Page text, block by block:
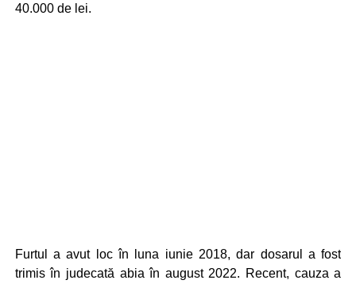
40.000 de lei.
Furtul a avut loc în luna iunie 2018, dar dosarul a fost
trimis în judecată abia în august 2022. Recent, cauza a